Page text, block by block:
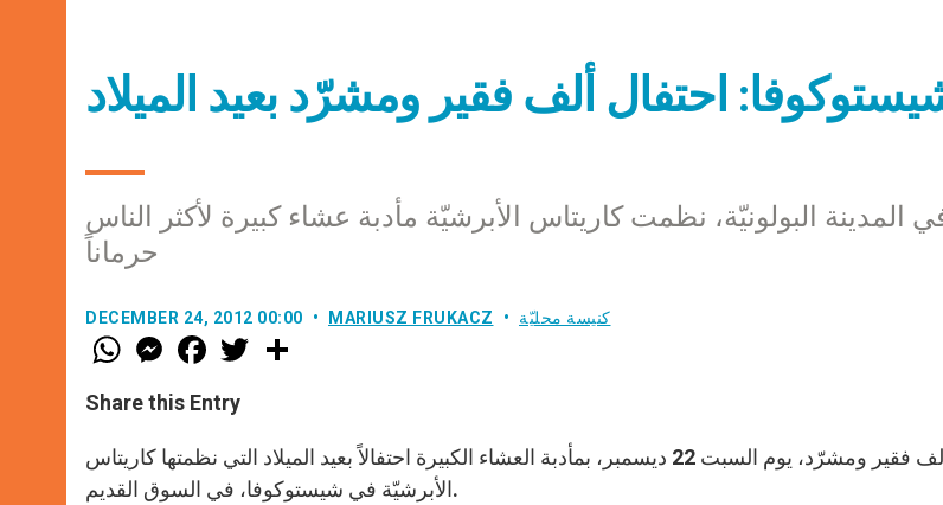
احتفال ألف فقير ومشرّد بعيد الميلاد
المدينة البولونيّة، نظمت كاريتاس الأبرشيّة مأدبة عشاء كبيرة لأكثر الناس
حرماناً
DECEMBER 24, 2012 00:00 MARIUSZ FRUKACZ كنيسة محليّة
W
h
t
s
p
p
M
e
s
e
g
e
r
F
a
e
b
o
k
w
r
Share this Entry
شارك أكثر من ألف فقير ومشرّد، يوم السبت 22 ديسمبر، بمأدبة العشاء الكبيرة احتفالاً بعيد الميلاد التي نظمتها كاريتاس
الأبرشيّة في شيستوكوفا، في السوق القديم.